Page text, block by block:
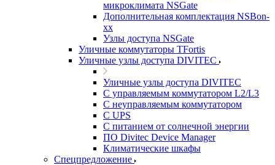
микроклимата NSGate
Дополнительная комплектация NSBon-
xx
Узлы доступа NSGate
Уличные коммутаторы TFortis
Уличные узлы доступа DIVITEC
Уличные узлы доступа DIVITEC
С управляемым коммутатором L2/L3
С неуправляемым коммутатором
С UPS
С питанием от солнечной энергии
ПО Divitec Device Manager
Климатические шкафы
Спецпредложение